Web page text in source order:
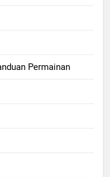
Permainan